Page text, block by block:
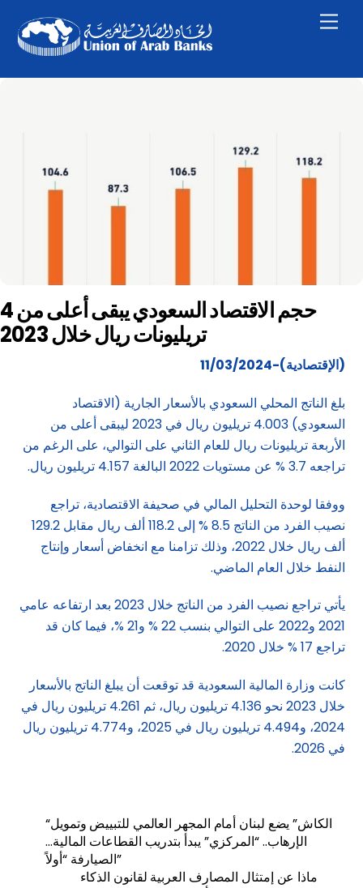
content
حجم الاقتصاد السعودي يبقى أعلى من 4
تريليونات ريال خلال 2023
(الإقتصادية)-11/03/2024
بلغ الناتج المحلي السعودي بالأسعار الجارية (الاقتصاد
السعودي) 4.003 تريليون ريال في 2023 ليبقى أعلى من
الأربعة تريليونات ريال للعام الثاني على التوالي، على الرغم من
تراجعه 3.7 % عن مستويات 2022 البالغة 4.157 تريليون ريال.
ووفقا لوحدة التحليل المالي في صحيفة الاقتصادية، تراجع
نصيب الفرد من الناتج 8.5 % إلى 118.2 ألف ريال مقابل 129.2
ألف ريال خلال 2022، وذلك تزامنا مع انخفاض أسعار وإنتاج
النفط خلال العام الماضي.
يأتي تراجع نصيب الفرد من الناتج خلال 2023 بعد ارتفاعه عامي
2021 و2022 على التوالي بنسب 22 % و21 %، فيما كان قد
تراجع 17 % خلال 2020.
كانت وزارة المالية السعودية قد توقعت أن يبلغ الناتج بالأسعار
خلال 2023 نحو 4.136 تريليون ريال، ثم 4.261 تريليون ريال في
2024، و4.494 تريليون ريال في 2025، و4.774 تريليون ريال
في 2026.
“الكاش” يضع لبنان أمام المجهر العالمي للتبييض وتمويل
الإرهاب.. “المركزي” يبدأ بتدريب القطاعات المالية…
الصيارفة “أولاً”
ماذا عن إمتثال المصارف العربية لقانون الذكاء